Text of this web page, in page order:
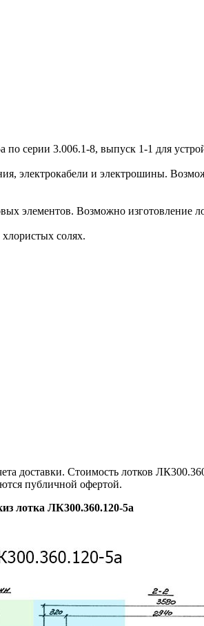
3.006.1-8, выпуск 1-1 для
электрокабели и электрошины.
элементов. Возможно изготовление
солях.
доставки. Стоимость лотков
публичной офертой.
лотка ЛК300.360.120-5а